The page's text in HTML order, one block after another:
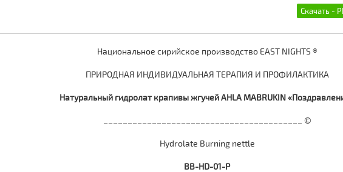
Национальное сирийское производство EAST NIGHTS ®
ПРИРОДНАЯ ИНДИВИДУАЛЬНАЯ ТЕРАПИЯ И ПРОФИЛАКТИКА
Натуральный гидролат крапивы жгучей AHLA MABRUKIN
_________________________________________ ©
Hydrolate Burning nettle
BB-HD-01-P